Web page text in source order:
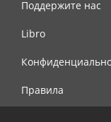
Поддержите нас
Libro
Правила